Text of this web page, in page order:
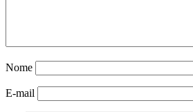
Nome
E-mail